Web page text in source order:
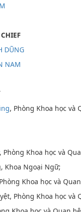
DŨNG
NAM
, Phòng Khoa học và
, Phòng Khoa học và
Khoa Ngoại Ngữ;
Khoa học và
Phòng Khoa học và